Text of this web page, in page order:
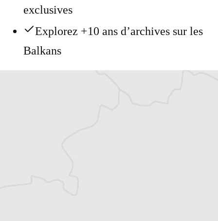
exclusives
Explorez +10 ans d’archives sur les
Balkans